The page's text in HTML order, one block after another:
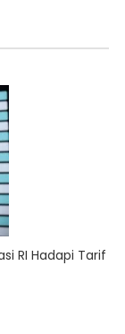
RI Hadapi Tarif